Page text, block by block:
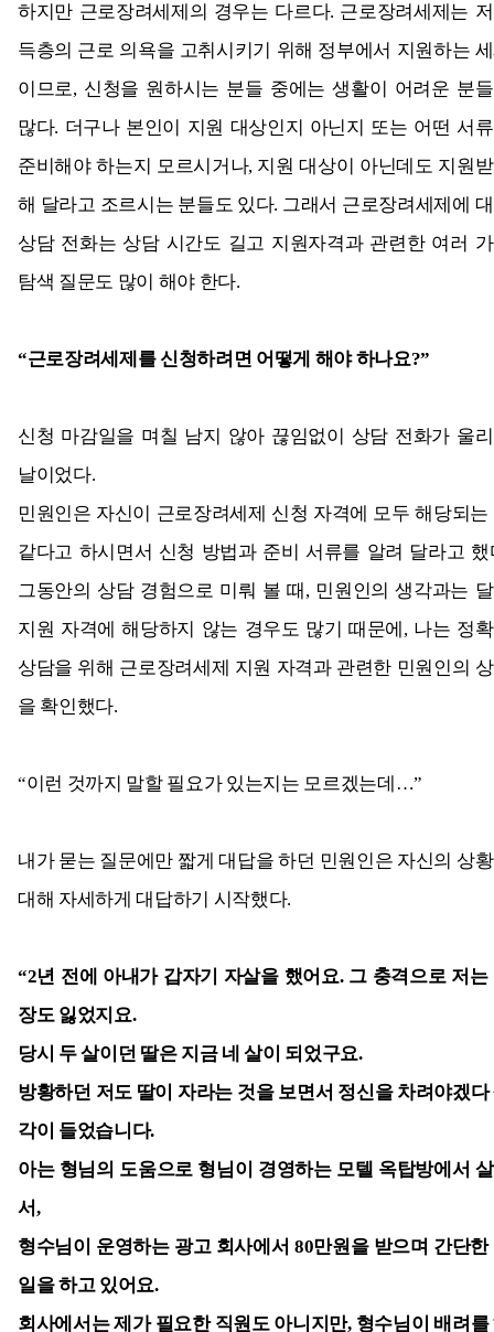
하지만 근로장려세제의 경우는 다르다. 근로장려세제는
득층의 근로 의욕을 고취시키기 위해 정부에서 지원하는
이므로, 신청을 원하시는 분들 중에는 생활이 어려운 분
많다. 더구나 본인이 지원 대상인지 아닌지 또는 어떤 서
준비해야 하는지 모르시거나, 지원 대상이 아닌데도 지원
해 달라고 조르시는 분들도 있다. 그래서 근로장려세제에
상담 전화는 상담 시간도 길고 지원자격과 관련한 여러
탐색 질문도 많이 해야 한다.
“근로장려세제를신청하려면 어떻게 해야 하나요?”
신청 마감일을 며칠 남지 않아 끊임없이 상담 전화가 울
날이었다.
민원인은 자신이 근로장려세제 신청 자격에 모두 해당되는
같다고 하시면서 신청 방법과 준비 서류를 알려 달라고 했
그동안의 상담 경험으로 미뤄 볼 때, 민원인의 생각과는
지원 자격에 해당하지 않는 경우도 많기 때문에, 나는 정
상담을 위해 근로장려세제 지원 자격과 관련한 민원인의
을 확인했다.
“이런 것까지 말할 필요가 있는지는 모르겠는데…”
내가 묻는 질문에만 짧게 대답을 하던 민원인은 자신의 상
대해 자세하게 대답하기 시작했다.
“2년 전에 아내가 갑자기 자살을 했어요. 그 충격으로 저는
장도 잃었지요.
당시 두 살이던 딸은 지금 네 살이 되었구요.
방황하던 저도 딸이 자라는 것을 보면서 정신을 차려야겠다
각이 들었습니다.
아는 형님의 도움으로 형님이 경영하는 모텔 옥탑방에서
서,
형수님이 운영하는 광고 회사에서 80만원을 받으며 간단한
일을 하고 있어요.
회사에서는 제가 필요한 직원도 아니지만, 형수님이 배려를